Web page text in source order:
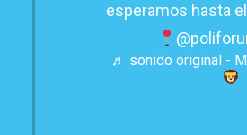
esperamos hasta
♬ sonido original -